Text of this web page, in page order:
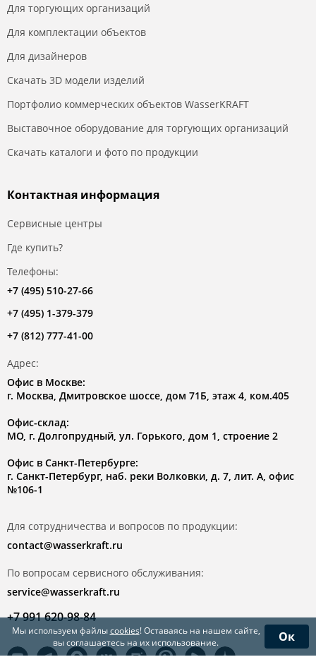
Мы используем файлыcookies! Оставаясь на нашем сайте,
вы соглашаетесь на их использование.
Ок
Для торгующих организаций
Для комплектации объектов
Для дизайнеров
Скачать 3D модели изделий
Портфолио коммерческих объектов WasserKRAFT
Выставочное оборудование для торгующих организаций
Скачать каталоги и фото по продукции
Контактная информация
Сервисные центры
Где купить?
Телефоны:
+7 (495) 510-27-66
+7 (495) 1-379-379
+7 (812) 777-41-00
Адрес:
Офис в Москве:
г. Москва, Дмитровское шоссе, дом 71Б, этаж 4, ком.405
Офис-склад:
МО, г. Долгопрудный, ул. Горького, дом 1, строение 2
Офис в Санкт-Петербурге:
г. Санкт-Петербург, наб. реки Волковки, д. 7, лит. А, офис
№106-1
Для сотрудничества и вопросов по продукции:
contact@wasserkraft.ru
По вопросам сервисного обслуживания:
service@wasserkraft.ru
+7 991 620-98-84